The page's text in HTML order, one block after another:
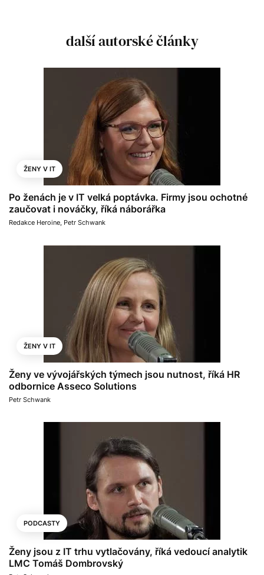
další autorské články
ŽENY V IT
Po ženách je v IT velká poptávka. Firmy jsou ochotné
zaučovat i nováčky, říká náborářka
Redakce Heroine, Petr Schwank
ŽENY V IT
Ženy ve vývojářských týmech jsou nutnost, říká HR
odbornice Asseco Solutions
Petr Schwank
PODCASTY
Ženy jsou z IT trhu vytlačovány, říká vedoucí analytik
LMC Tomáš Dombrovský